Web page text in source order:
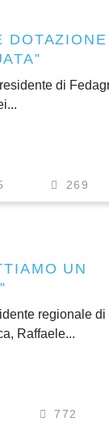
DOTAZIONE
di
269
UN
regionale di
Raffaele...
772